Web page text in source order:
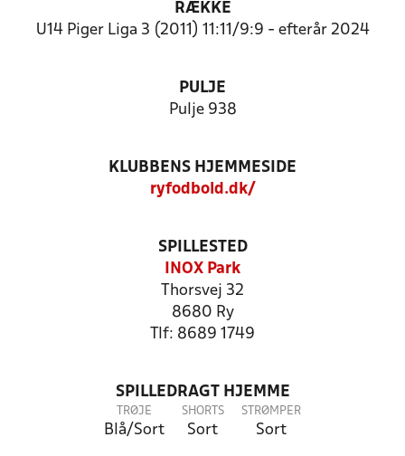
RÆKKE
U14 Piger Liga 3 (2011) 11:11/9:9 - efterår 2024
PULJE
Pulje 938
KLUBBENS HJEMMESIDE
ryfodbold.dk/
SPILLESTED
INOX Park
Thorsvej 32
8680 Ry
Tlf: 8689 1749
SPILLEDRAGT HJEMME
TRØJE
Blå/Sort
SHORTS
Sort
STRØMPER
Sort